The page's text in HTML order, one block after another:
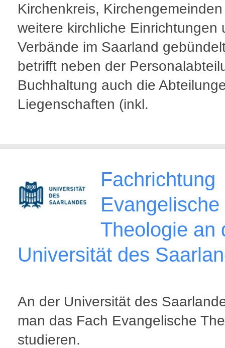
Kirchenkreis,
weitere kirchliche Einrichtungen
Verbände im Saarland
betrifft neben der
Buchhaltung auch die
Liegenschaften (inkl.
Fachrichtung
Evangelische
Theologie an
Universität des
An der Universität des
man das Fach Evangelische
studieren.